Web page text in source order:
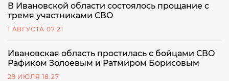
В Ивановской области состоялось прощание с
тремя участниками СВО
1 АВГУСТА 07:21
Ивановская область простилась с бойцами СВО
Рафиком Золоевым и Ратмиром Борисовым
29 ИЮЛЯ 18:27